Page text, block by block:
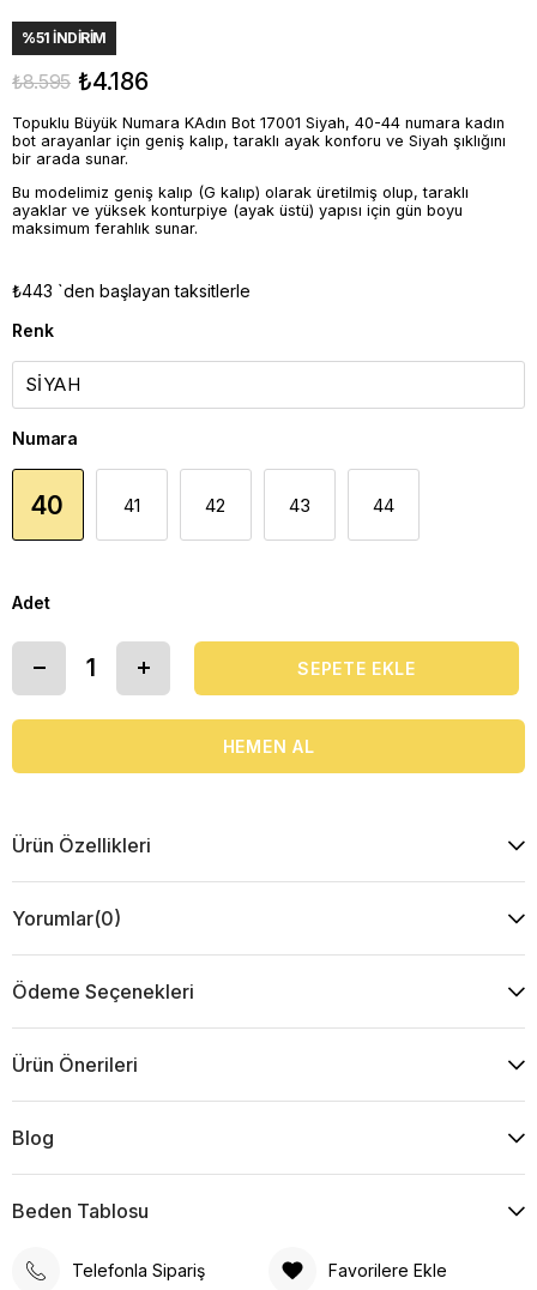
%51 İNDIRIM
₺8.595 ₺4.186
Topuklu Büyük Numara KAdın Bot 17001 Siyah, 40-44 numara kadın
bot arayanlar için geniş kalıp, taraklı ayak konforu ve Siyah şıklığını
bir arada sunar.
Bu modelimiz geniş kalıp (G kalıp) olarak üretilmiş olup, taraklı
ayaklar ve yüksek konturpiye (ayak üstü) yapısı için gün boyu
maksimum ferahlık sunar.
₺443 `den başlayan taksitlerle
Renk
Numara
40 41 42 43 44
Adet
Ürün Özellikleri
Yorumlar(0)
Ödeme Seçenekleri
Ürün Önerileri
Blog
Beden Tablosu
Telefonla Sipariş Favorilere Ekle